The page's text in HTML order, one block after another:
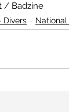
/ Badzine
Divers